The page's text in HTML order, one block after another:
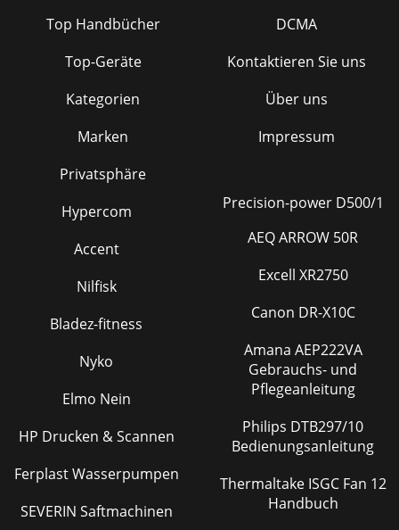
Top Handbücher
Top-Geräte
Kategorien
Marken
Privatsphäre
DCMA
Kontaktieren Sie uns
Über uns
Impressum
Hypercom
Accent
Nilfisk
Bladez-fitness
Nyko
Elmo Nein
HP Drucken & Scannen
Ferplast Wasserpumpen
SEVERIN Saftmachinen
Precision-power D500/1
AEQ ARROW 50R
Excell XR2750
Canon DR-X10C
Amana AEP222VA
Gebrauchs- und
Pflegeanleitung
Philips DTB297/10
Bedienungsanleitung
Thermaltake ISGC Fan 12
Handbuch